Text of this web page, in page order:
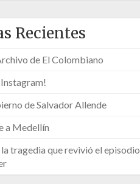
Recientes
de El Colombiano
Instagram!
de Salvador Allende
a Medellín
tragedia que revivió el episodio